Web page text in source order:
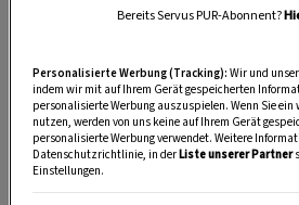
Bereits Servus PUR-Abonnent?
Personalisierte Werbung (Tracking): Wir und
indem wir mit auf Ihrem Gerät gespeicherten
personalisierte Werbung auszuspielen. Wenn Sie ein
nutzen, werden von uns keine auf Ihrem Gerät
personalisierte Werbung verwendet. Weitere
Datenschutzrichtlinie, in derListe unserer Partner
Einstellungen.